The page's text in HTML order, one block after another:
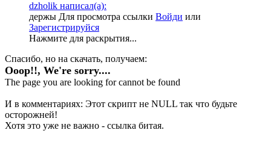
dzholik написал(а):
держы Для просмотра ссылки Войди или
Зарегистрируйся
Нажмите для раскрытия...
Спасибо, но на скачать, получаем:
Ooop!!, We're sorry....
The page you are looking for cannot be found
И в комментариях: Этот скрипт не NULL так что будьте
осторожней!
Хотя это уже не важно - ссылка битая.